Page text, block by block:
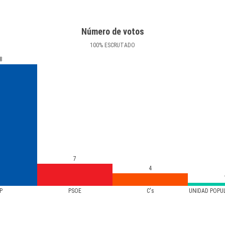
Número de votos
100% ESCRUTADO
PSOE C's UNIDAD
7
4